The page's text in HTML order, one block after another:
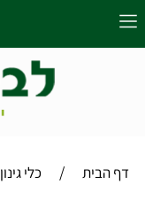
דף הבית / כלי גינון